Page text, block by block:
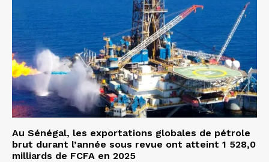
Au Sénégal, les exportations globales de pétrole
brut durant l’année sous revue ont atteint 1 528,0
milliards de FCFA en 2025